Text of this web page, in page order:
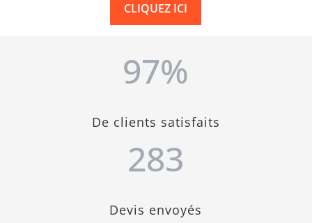
CLIQUEZ ICI
97%
De clients satisfaits
283
Devis envoyés